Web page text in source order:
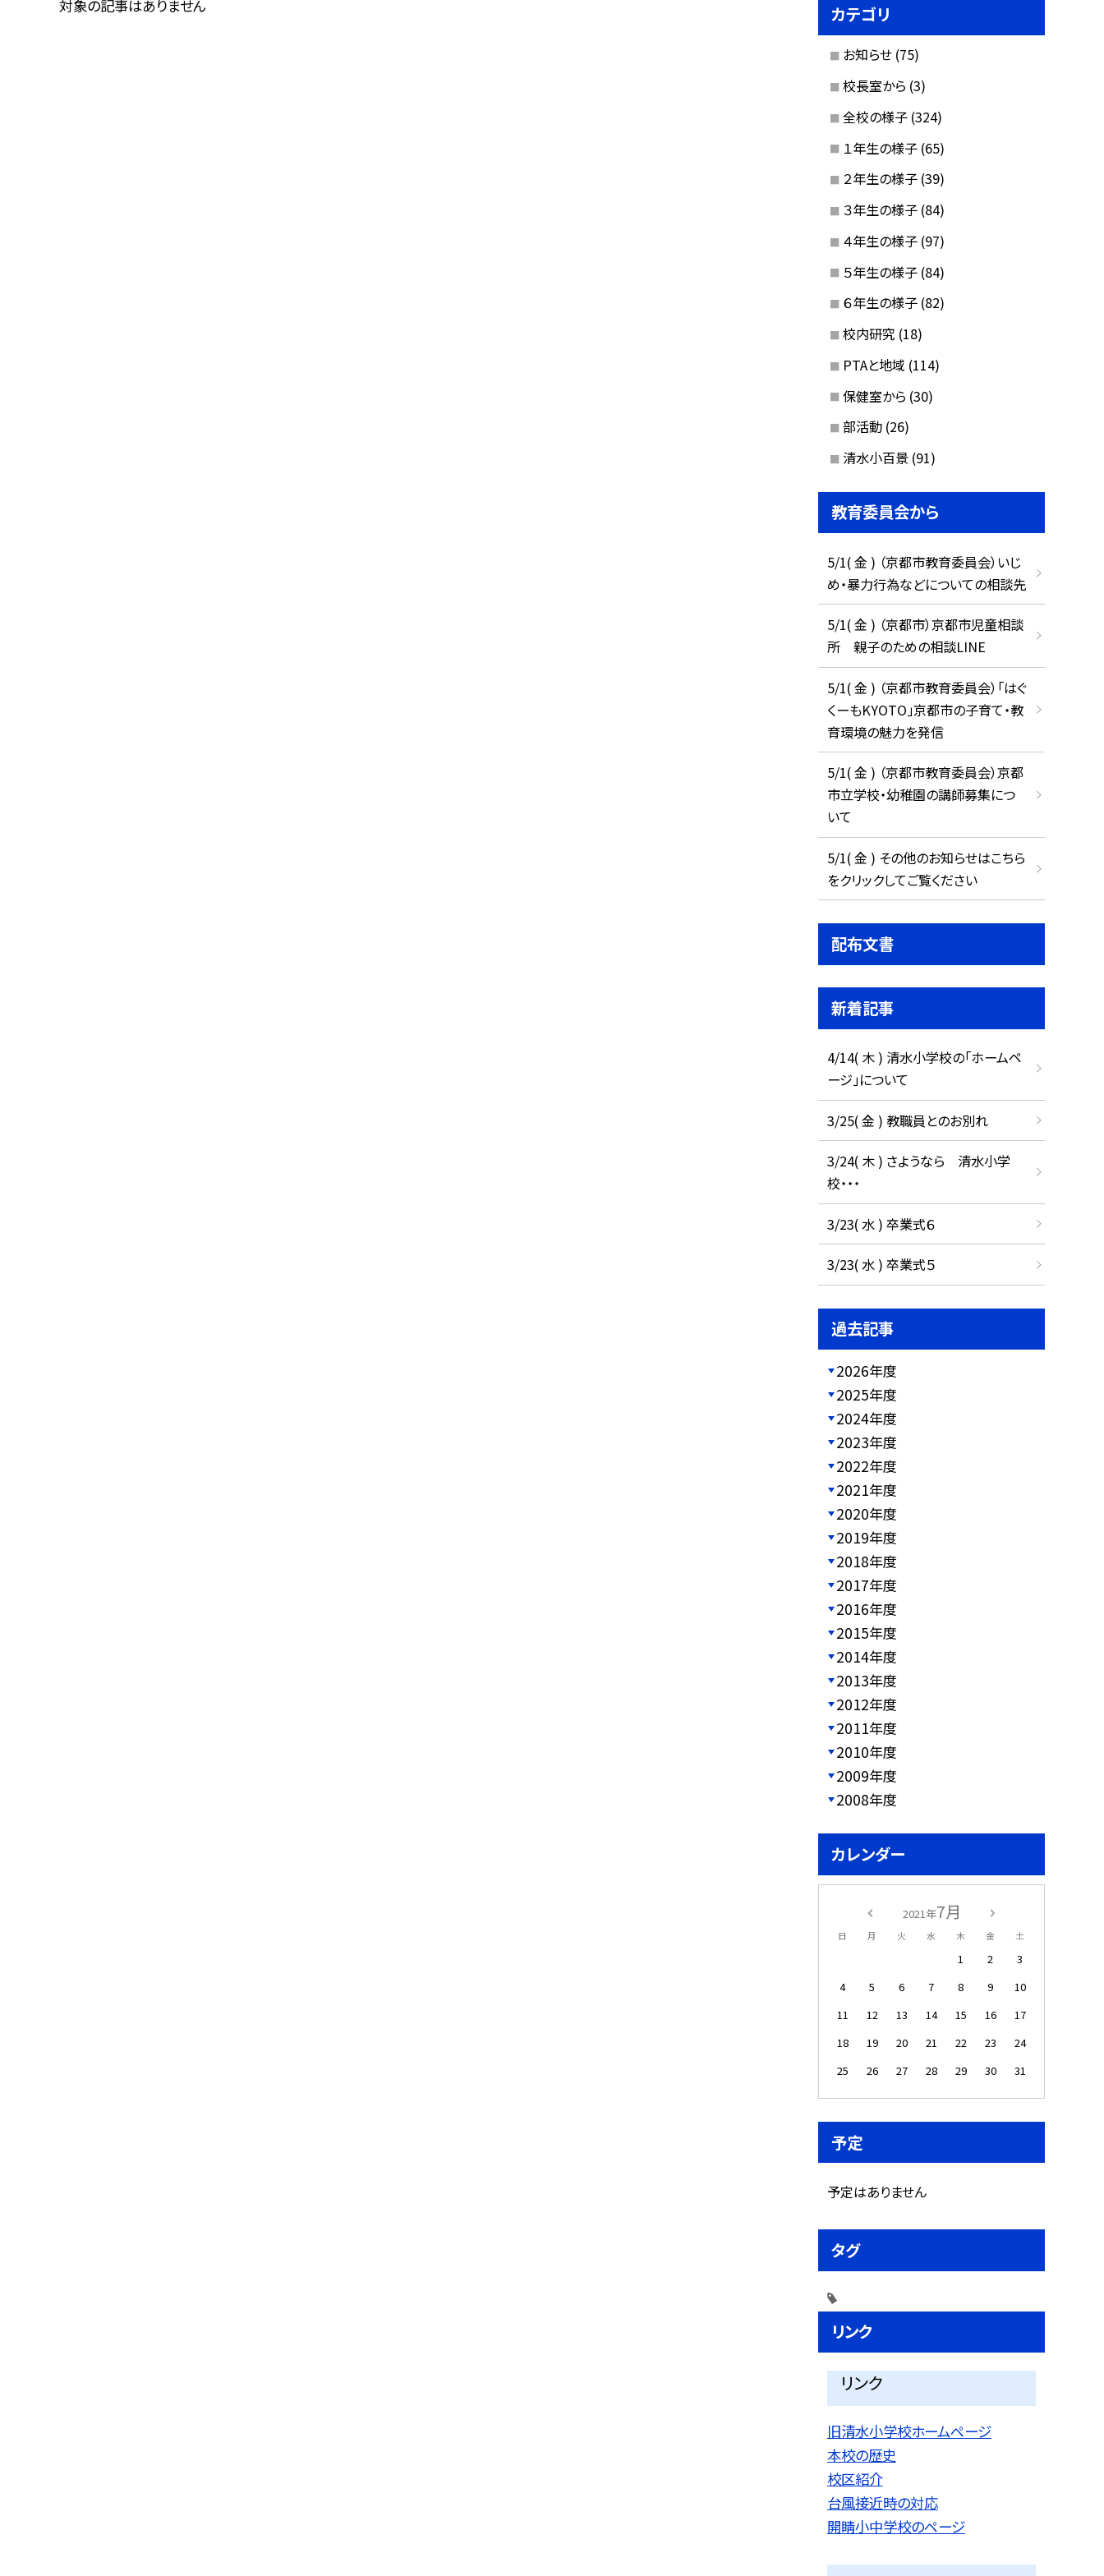
対象の記事はありません カテゴリ
お知らせ (75)
校長室から (3)
全校の様子 (324)
１年生の様子 (65)
２年生の様子 (39)
３年生の様子 (84)
４年生の様子 (97)
５年生の様子 (84)
６年生の様子 (82)
校内研究 (18)
PTAと地域 (114)
保健室から (30)
部活動 (26)
清水小百景 (91)
教育委員会から
5/1( 金 ) （京都市教育委員会）いじ
め・暴力行為などについての相談先
5/1( 金 ) （京都市）京都市児童相談
所 親子のための相談LINE
5/1( 金 ) （京都市教育委員会）「はぐ
くーもKYOTO」京都市の子育て・教
育環境の魅力を発信
5/1( 金 ) （京都市教育委員会）京都
市立学校・幼稚園の講師募集につ
いて
5/1( 金 ) その他のお知らせはこちら
をクリックしてご覧ください
配布文書
新着記事
4/14( 木 ) 清水小学校の「ホームペ
ージ」について
3/25( 金 ) 教職員とのお別れ
3/24( 木 ) さようなら 清水小学
校・・・
3/23( 水 ) 卒業式６
3/23( 水 ) 卒業式５
過去記事
2026年度
2025年度
2024年度
2023年度
2022年度
2021年度
2020年度
2019年度
2018年度
2017年度
2016年度
2015年度
2014年度
2013年度
2012年度
2011年度
2010年度
2009年度
2008年度
カレンダー
2021年7月
日 月 火 水 木 金 土
1 2
3
4
5 6 7 8 9
10
11
12 13 14 15 16
17
18
19 20 21 22 23
24
25
26 27 28 29 30 31
予定
予定はありません
タグ
リンク
リンク
旧清水小学校ホームページ
本校の歴史
校区紹介
台風接近時の対応
開睛小中学校のページ